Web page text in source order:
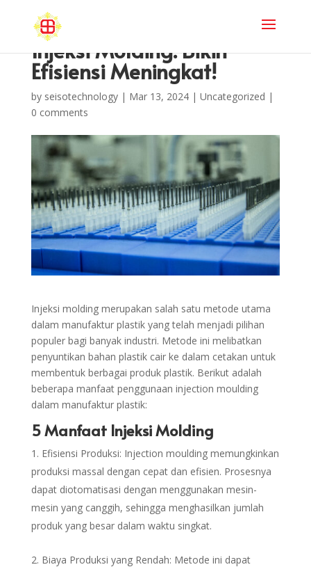
Injeksi Molding: Bikin
Efisiensi Meningkat!
by seisotechnology| Mar 13, 2024| Uncategorized |
0 comments
Injeksi molding merupakan salah satu metode utama
dalam manufaktur plastik yang telah menjadi pilihan
populer bagi banyak industri. Metode ini melibatkan
penyuntikan bahan plastik cair ke dalam cetakan untuk
membentuk berbagai produk plastik. Berikut adalah
beberapa manfaat penggunaan injection moulding
dalam manufaktur plastik:
5 Manfaat Injeksi Molding
Efisiensi Produksi: Injection moulding memungkinkan
produksi massal dengan cepat dan efisien. Prosesnya
dapat diotomatisasi dengan menggunakan mesin-
mesin yang canggih, sehingga menghasilkan jumlah
produk yang besar dalam waktu singkat.
Biaya Produksi yang Rendah: Metode ini dapat